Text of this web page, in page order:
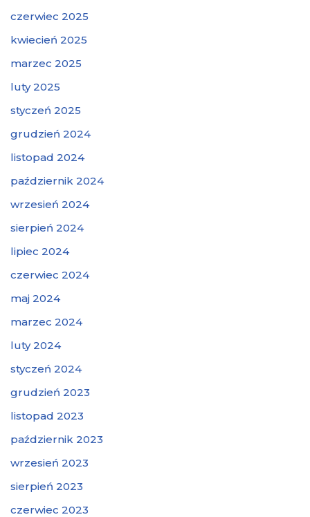
czerwiec 2025
kwiecień 2025
marzec 2025
luty 2025
styczeń 2025
grudzień 2024
listopad 2024
październik 2024
wrzesień 2024
sierpień 2024
lipiec 2024
czerwiec 2024
maj 2024
marzec 2024
luty 2024
styczeń 2024
grudzień 2023
listopad 2023
październik 2023
wrzesień 2023
sierpień 2023
czerwiec 2023